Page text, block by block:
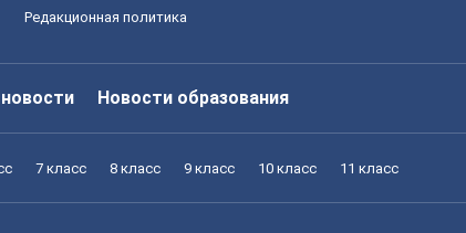
Редакционная политика
Новости образования
7 класс 8 класс 9 класс 10 класс 11 класс